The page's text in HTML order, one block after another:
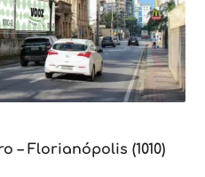
– Florianópolis (1010)